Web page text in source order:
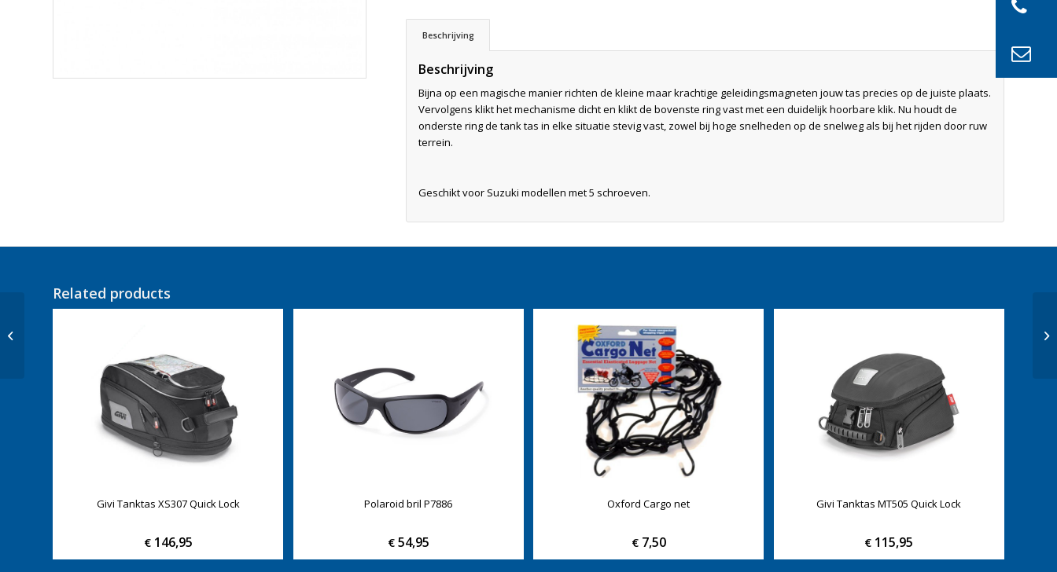
Beschrijving
Beschrijving
Bijna op een magische manier richten de kleine maar krachtige geleidingsmagneten jouw tas precies op de juiste plaats.
Vervolgens klikt het mechanisme dicht en klikt de bovenste ring vast met een duidelijk hoorbare klik. Nu houdt de
onderste ring de tank tas in elke situatie stevig vast, zowel bij hoge snelheden op de snelweg als bij het rijden door ruw
terrein.
Geschikt voor Suzuki modellen met 5 schroeven.
Related products
Givi Tanktas XS307 Quick Lock
€146,95
Polaroid bril P7886
€54,95
Oxford Cargo net
€7,50
Givi Tanktas MT505 Quick Lock
€ 115,95